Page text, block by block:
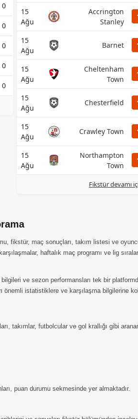
0
0
0
0
0
15
Ağu
Accrington
Stanley
15
Ağu
Barnet
15
Ağu
Cheltenham
Town
15
Ağu
Chesterfield
15
Ağu
Crawley Town
15
Ağu
Northampton
Town
Fikstür devamı
fikstür, maç sonuçları, takım listesi ve
haftalık maç programı ve lig
ve sezon performansları tek bir
önemli istatistiklere ve karşılaşma bilgilerine
takımlar, futbolcular ve gol krallığı gibi
puan durumu sekmesinde yer almaktadır.